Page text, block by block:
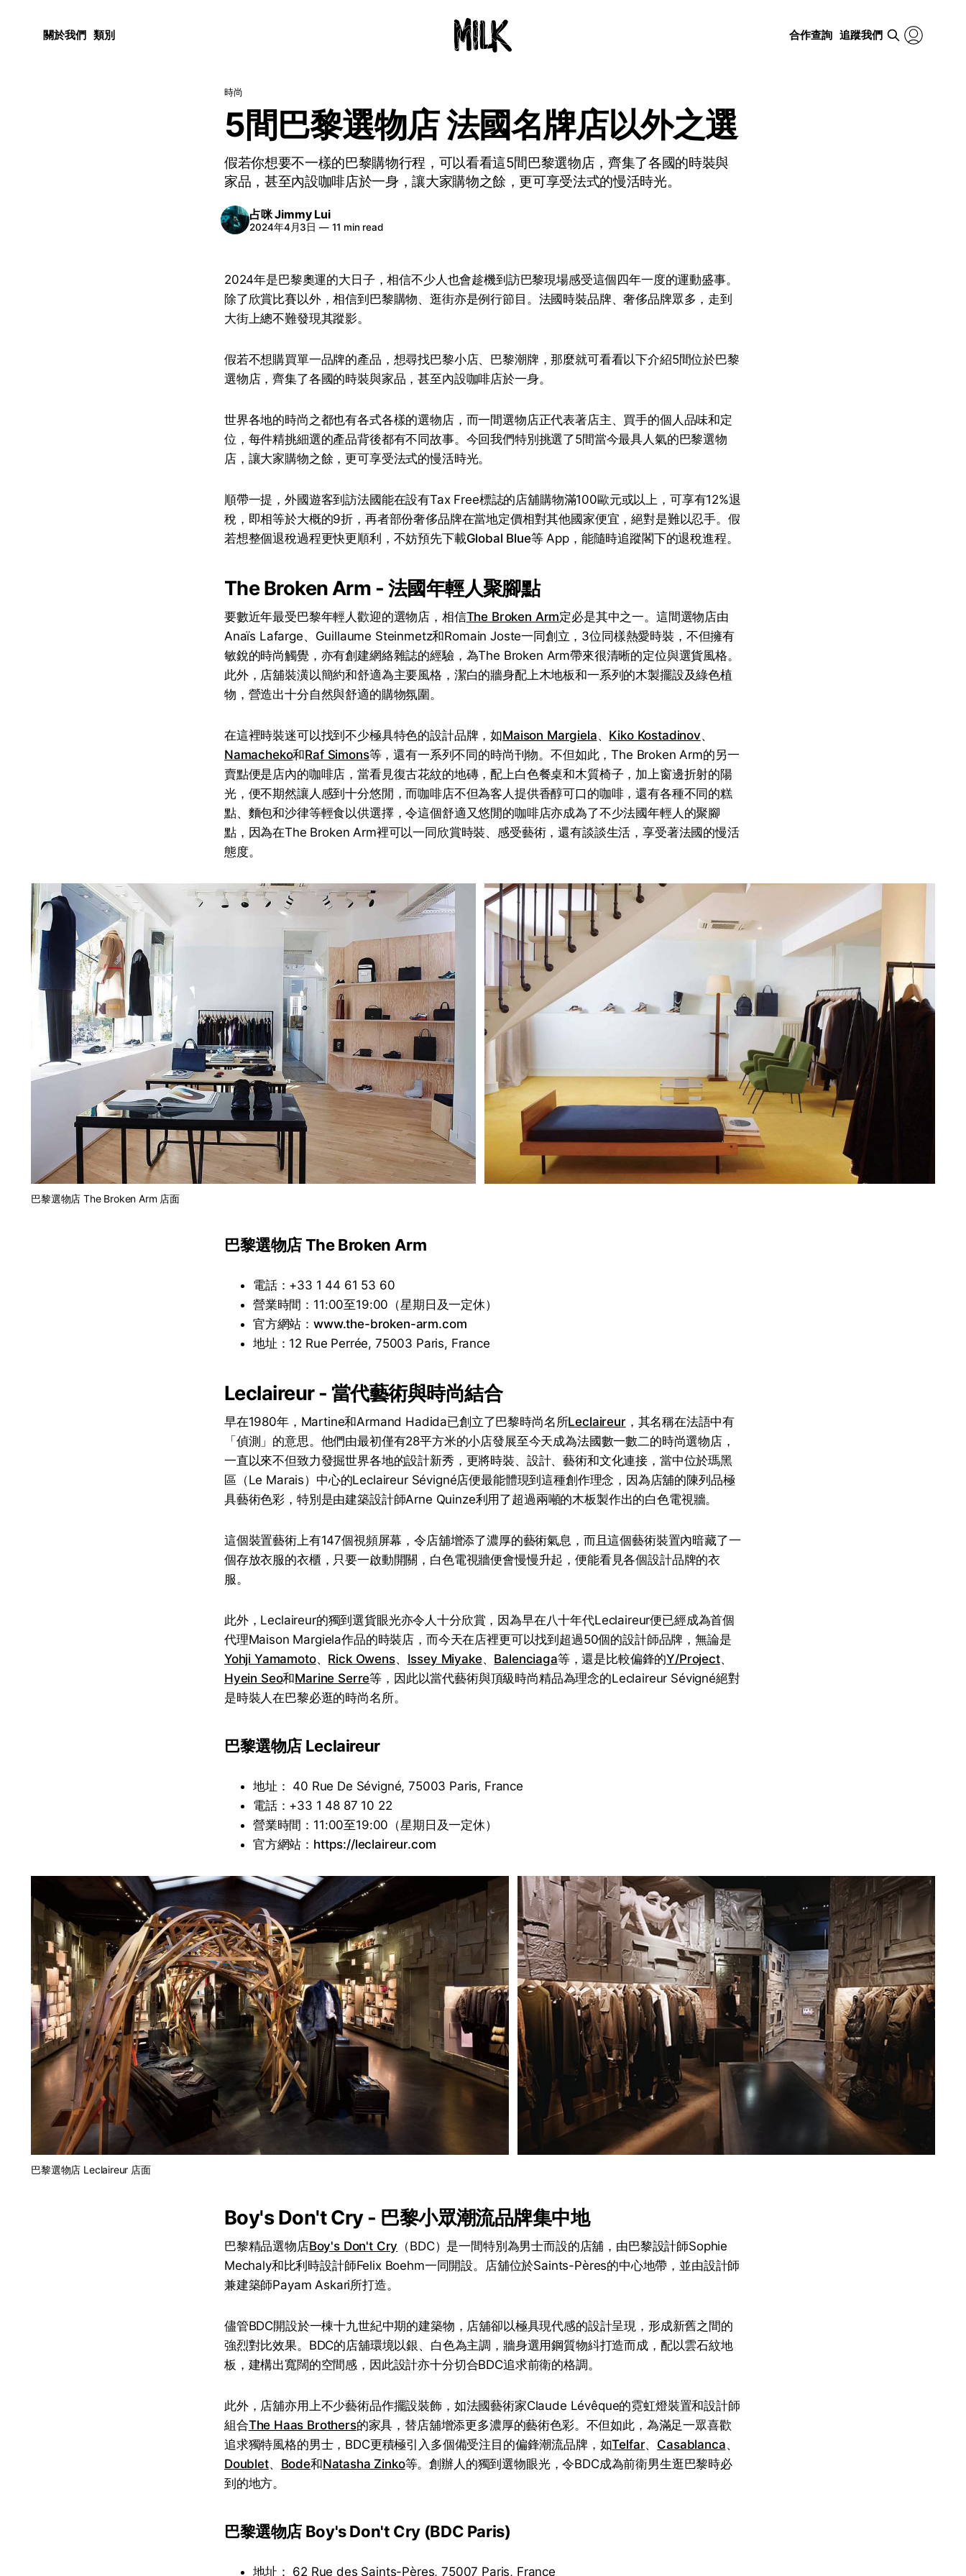
關於我們 類別 合作查詢 追蹤我們
時尚
5間巴黎選物店 法國名牌店以外之選
假若你想要不一樣的巴黎購物行程，可以看看這5間巴黎選物店，齊集了各國的時裝與
家品，甚至內設咖啡店於一身，讓大家購物之餘，更可享受法式的慢活時光。
占咪 Jimmy Lui
2024年4月3日 — 11 min read
2024年是巴黎奧運的大日子，相信不少人也會趁機到訪巴黎現場感受這個四年一度的運動盛事。
除了欣賞比賽以外，相信到巴黎購物、逛街亦是例行節目。法國時裝品牌、奢侈品牌眾多，走到
大街上總不難發現其蹤影。
假若不想購買單一品牌的產品，想尋找巴黎小店、巴黎潮牌，那麼就可看看以下介紹5間位於巴黎
選物店，齊集了各國的時裝與家品，甚至內設咖啡店於一身。
世界各地的時尚之都也有各式各樣的選物店，而一間選物店正代表著店主、買手的個人品味和定
位，每件精挑細選的產品背後都有不同故事。今回我們特別挑選了5間當今最具人氣的巴黎選物
店，讓大家購物之餘，更可享受法式的慢活時光。
順帶一提，外國遊客到訪法國能在設有Tax Free標誌的店舖購物滿100歐元或以上，可享有12%退
稅，即相等於大概的9折，再者部份奢侈品牌在當地定價相對其他國家便宜，絕對是難以忍手。假
若想整個退稅過程更快更順利，不妨預先下載Global Blue等 App，能隨時追蹤閣下的退稅進程。
The Broken Arm - 法國年輕人聚腳點
要數近年最受巴黎年輕人歡迎的選物店，相信The Broken Arm定必是其中之一。這間選物店由
Anaïs Lafarge、Guillaume Steinmetz和Romain Joste一同創立，3位同樣熱愛時裝，不但擁有
敏銳的時尚觸覺，亦有創建網絡雜誌的經驗，為The Broken Arm帶來很清晰的定位與選貨風格。
此外，店舖裝潢以簡約和舒適為主要風格，潔白的牆身配上木地板和一系列的木製擺設及綠色植
物，營造出十分自然與舒適的購物氛圍。
在這裡時裝迷可以找到不少極具特色的設計品牌，如Maison Margiela、 Kiko Kostadinov、
Namacheko和Raf Simons等，還有一系列不同的時尚刊物。不但如此，The Broken Arm的另一
賣點便是店內的咖啡店，當看見復古花紋的地磚，配上白色餐桌和木質椅子，加上窗邊折射的陽
光，便不期然讓人感到十分悠閒，而咖啡店不但為客人提供香醇可口的咖啡，還有各種不同的糕
點、麵包和沙律等輕食以供選擇，令這個舒適又悠閒的咖啡店亦成為了不少法國年輕人的聚腳
點，因為在The Broken Arm裡可以一同欣賞時裝、感受藝術，還有談談生活，享受著法國的慢活
態度。
巴黎選物店 The Broken Arm 店面
巴黎選物店 The Broken Arm
電話：+33 1 44 61 53 60
營業時間：11:00至19:00（星期日及一定休）
官方網站：www.the-broken-arm.com
地址：12 Rue Perrée, 75003 Paris, France
Leclaireur - 當代藝術與時尚結合
早在1980年，Martine和Armand Hadida已創立了巴黎時尚名所Leclaireur，其名稱在法語中有
「偵測」的意思。他們由最初僅有28平方米的小店發展至今天成為法國數一數二的時尚選物店，
一直以來不但致力發掘世界各地的設計新秀，更將時裝、設計、藝術和文化連接，當中位於瑪黑
區（Le Marais）中心的Leclaireur Sévigné店便最能體現到這種創作理念，因為店舖的陳列品極
具藝術色彩，特別是由建築設計師Arne Quinze利用了超過兩噸的木板製作出的白色電視牆。
這個裝置藝術上有147個視頻屏幕，令店舖增添了濃厚的藝術氣息，而且這個藝術裝置內暗藏了一
個存放衣服的衣櫃，只要一啟動開關，白色電視牆便會慢慢升起，便能看見各個設計品牌的衣
服。
此外，Leclaireur的獨到選貨眼光亦令人十分欣賞，因為早在八十年代Leclaireur便已經成為首個
代理Maison Margiela作品的時裝店，而今天在店裡更可以找到超過50個的設計師品牌，無論是
Yohji Yamamoto、 Rick Owens、 Issey Miyake、 Balenciaga等，還是比較偏鋒的Y/Project、
Hyein Seo和Marine Serre等，因此以當代藝術與頂級時尚精品為理念的Leclaireur Sévigné絕對
是時裝人在巴黎必逛的時尚名所。
巴黎選物店 Leclaireur
地址： 40 Rue De Sévigné, 75003 Paris, France
電話：+33 1 48 87 10 22
營業時間：11:00至19:00（星期日及一定休）
官方網站： https://leclaireur.com
巴黎選物店 Leclaireur 店面
Boy's Don't Cry - 巴黎小眾潮流品牌集中地
巴黎精品選物店Boy's Don't Cry （BDC）是一間特別為男士而設的店舖，由巴黎設計師Sophie
Mechaly和比利時設計師Felix Boehm一同開設。店舖位於Saints-Pères的中心地帶，並由設計師
兼建築師Payam Askari所打造。
儘管BDC開設於一棟十九世紀中期的建築物，店舖卻以極具現代感的設計呈現，形成新舊之間的
強烈對比效果。BDC的店舖環境以銀、白色為主調，牆身選用鋼質物紏打造而成，配以雲石紋地
板，建構出寬闊的空間感，因此設計亦十分切合BDC追求前衛的格調。
此外，店舖亦用上不少藝術品作擺設裝飾，如法國藝術家Claude Lévêque的霓虹燈裝置和設計師
組合The Haas Brothers的家具，替店舖增添更多濃厚的藝術色彩。不但如此，為滿足一眾喜歡
追求獨特風格的男士，BDC更積極引入多個備受注目的偏鋒潮流品牌，如Telfar、 Casablanca、
Doublet、 Bode和Natasha Zinko等。創辦人的獨到選物眼光，令BDC成為前衛男生逛巴黎時必
到的地方。
巴黎選物店 Boy's Don't Cry (BDC Paris)
地址： 62 Rue des Saints-Pères, 75007 Paris, France